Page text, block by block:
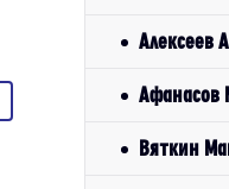
Алексеев
Афанасов
Вяткин